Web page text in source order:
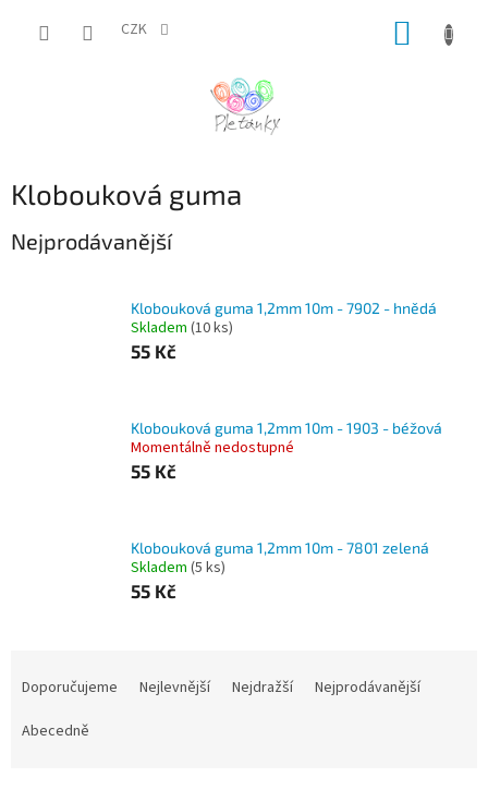
CZK
Klobouková guma
Nejprodávanější
Klobouková guma 1,2mm 10m - 7902 - hnědá
Skladem (10 ks)
55 Kč
Klobouková guma 1,2mm 10m - 1903 - béžová
Momentálně nedostupné
55 Kč
Klobouková guma 1,2mm 10m - 7801 zelená
Skladem (5 ks)
55 Kč
Doporučujeme Nejlevnější Nejdražší
Nejprodávanější
Abecedně